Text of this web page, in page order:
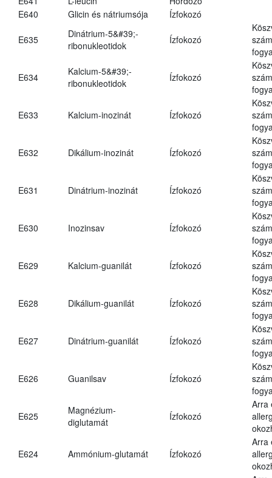
E640
Glicin és nátriumsója Ízfokozó
E635
Dinátrium-5&#39;-
ribonukleotidok
Ízfokozó
E634
Kalcium-5&#39;-
ribonukleotidok
Ízfokozó
E633 Kalcium-inozinát Ízfokozó
E632 Dikálium-inozinát Ízfokozó
E631 Dinátrium-inozinát Ízfokozó
E630 Inozinsav Ízfokozó
E629 Kalcium-guanilát Ízfokozó
E628 Dikálium-guanilát Ízfokozó
E627 Dinátrium-guanilát Ízfokozó
E626 Guanilsav Ízfokozó
E625
Magnézium-
diglutamát
Ízfokozó
Arra
E624 Ammónium-glutamát Ízfokozó
Arra